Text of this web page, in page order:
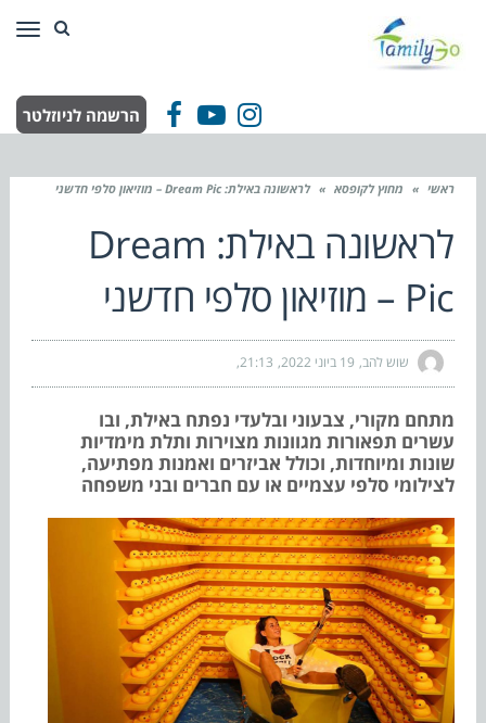
Facebook
YouTube
Instagram הרשמה לניוזלטר
ראשי » מחוץ לקופסא » לראשונה באילת: Dream Pic – מוזיאון סלפי חדשני
לראשונה באילת: Dream
Pic – מוזיאון סלפי חדשני
שוש להב 19 ביוני 2022 21:13
מתחם מקורי, צבעוני ובלעדי נפתח באילת, ובו
עשרים תפאורות מגוונות מצוירות ותלת מימדיות
שונות ומיוחדות, וכולל אביזרים ואמנות מפתיעה,
לצילומי סלפי עצמיים או עם חברים ובני משפחה